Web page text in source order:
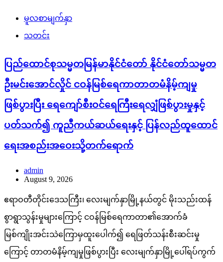
မူလစာမျက်နှာ
သတင်း
ပြည်ထောင်စုသမ္မတမြန်မာနိုင်ငံတော် နိုင်ငံတော်သမ္မတ
ဦးမင်းအောင်လှိုင် ငဝန်မြစ်ရေကာတာတမံနိမ့်ကျမှု
ဖြစ်ပွားပြီး ရေကျော်စီးဝင်ရေကြီးရေလျှံဖြစ်ပွားမှုနှင့်
ပတ်သက်၍ ကူညီကယ်ဆယ်ရေးနှင့် ပြန်လည်ထူထောင်
ရေးအစည်းအဝေးသို့တက်ရောက်
admin
August 9, 2026
ဧရာဝတီတိုင်းဒေသကြီး၊ လေးမျက်နှာမြို့နယ်တွင် မိုးသည်းထန်
စွာရွာသွန်းမှုများကြောင့် ငဝန်မြစ်ရေကာတာ၏အောက်ခံ
မြစ်ကျိုးအင်းသဲကြောမှထူးပေါက်၍ ရေဖြတ်သန်းစီးဆင်းမှု
ကြောင့် တာတမံနိမ့်ကျမှုဖြစ်ပွားပြီး လေးမျက်နှာမြို့ပေါ်ရပ်ကွက်